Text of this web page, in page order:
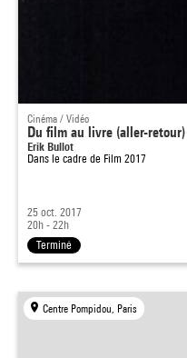
Cinéma / Vidéo
Du film au livre (aller-retour)
Erik Bullot
Dans le cadre de Film 2017
25 oct. 2017
20h - 22h
Terminé
Centre Pompidou, Paris